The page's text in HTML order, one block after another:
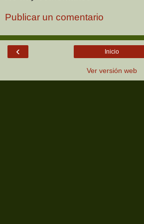
Publicar un comentario
‹ Inicio
Ver versión web